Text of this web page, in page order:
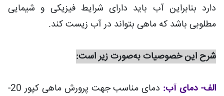
دارد بنابراین آب باید دارای شرایط فیزیکی و شیمایی
مطلوبی باشد که ماهی بتواند در آب زیست کند.
شرح این خصوصیات به‌صورت زیر است:
الف- دمای آب:
دمای مناسب جهت پرورش ماهی کپور 20-